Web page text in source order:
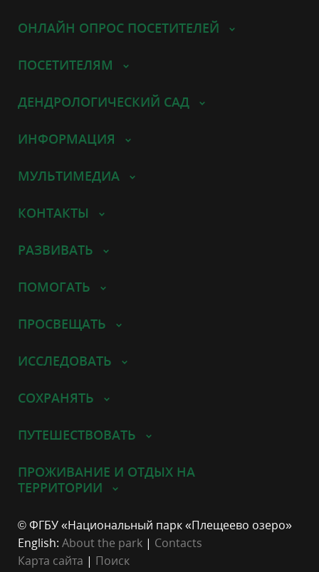
ОНЛАЙН ОПРОС ПОСЕТИТЕЛЕЙ
ПОСЕТИТЕЛЯМ
ДЕНДРОЛОГИЧЕСКИЙ САД
ИНФОРМАЦИЯ
МУЛЬТИМЕДИА
КОНТАКТЫ
РАЗВИВАТЬ
ПОМОГАТЬ
ПРОСВЕЩАТЬ
ИССЛЕДОВАТЬ
СОХРАНЯТЬ
ПУТЕШЕСТВОВАТЬ
ПРОЖИВАНИЕ И ОТДЫХ НА
ТЕРРИТОРИИ
© ФГБУ «Национальный парк «Плещеево озеро»
English: About the park | Contacts
Карта сайта | Поиск